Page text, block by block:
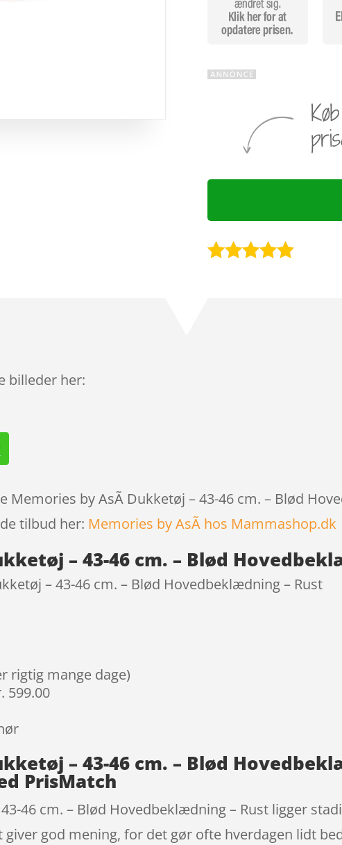
billeder her:
Memories by AsÃ­ Dukketøj – 43-46 cm. – Blød
tilbud her: Memories by AsÃ­ hos Mammashop.dk
– 43-46 cm. – Blød
– 43-46 cm. – Blød Hovedbeklædning – Rust
rigtig mange dage)
599.00
– 43-46 cm. – Blød
PrisMatch
46 cm. – Blød Hovedbeklædning – Rust ligger
god mening, for det gør ofte hverdagen lidt